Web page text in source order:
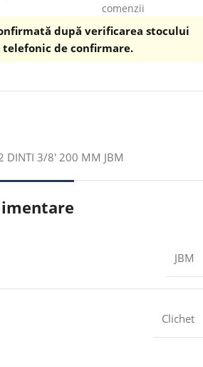
comenzii
după verificarea stocului
de confirmare.
DINTI 3/8′ 200 MM JBM
JBM
Clichet